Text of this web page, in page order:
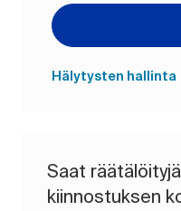
Hälytysten hallinta
Saat
kiinnostuksen